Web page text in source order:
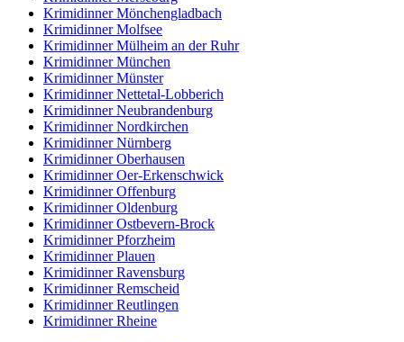
Krimidinner Mönchengladbach
Krimidinner Molfsee
Krimidinner Mülheim an der Ruhr
Krimidinner München
Krimidinner Münster
Krimidinner Nettetal-Lobberich
Krimidinner Neubrandenburg
Krimidinner Nordkirchen
Krimidinner Nürnberg
Krimidinner Oberhausen
Krimidinner Oer-Erkenschwick
Krimidinner Offenburg
Krimidinner Oldenburg
Krimidinner Ostbevern-Brock
Krimidinner Pforzheim
Krimidinner Plauen
Krimidinner Ravensburg
Krimidinner Remscheid
Krimidinner Reutlingen
Krimidinner Rheine